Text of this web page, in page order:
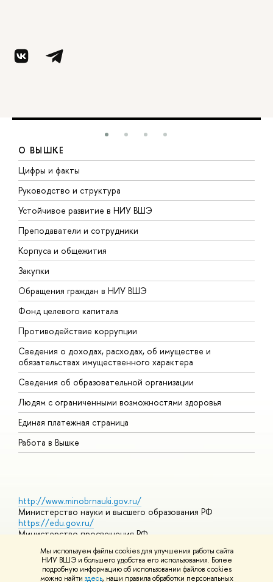
Мы используем файлы cookies для улучшения работы сайта
НИУ ВШЭ и большего удобства его использования. Более
подробную информацию об использовании файлов cookies
можно найти здесь, наши правила обработки персональных
О ВЫШКЕ
Цифры и факты
Руководство и структура
Устойчивое развитие в НИУ ВШЭ
Преподаватели и сотрудники
Корпуса и общежития
Закупки
Обращения граждан в НИУ ВШЭ
Фонд целевого капитала
Противодействие коррупции
Сведения о доходах, расходах, об имуществе и
обязательствах имущественного характера
Сведения об образовательной организации
Людям с ограниченными возможностями здоровья
Единая платежная страница
Работа в Вышке
http://www.minobrnauki.gov.ru/
Министерство науки и высшего образования РФ
https://edu.gov.ru/
Министерство просвещения РФ
Массовые открытые онлайн-курсы